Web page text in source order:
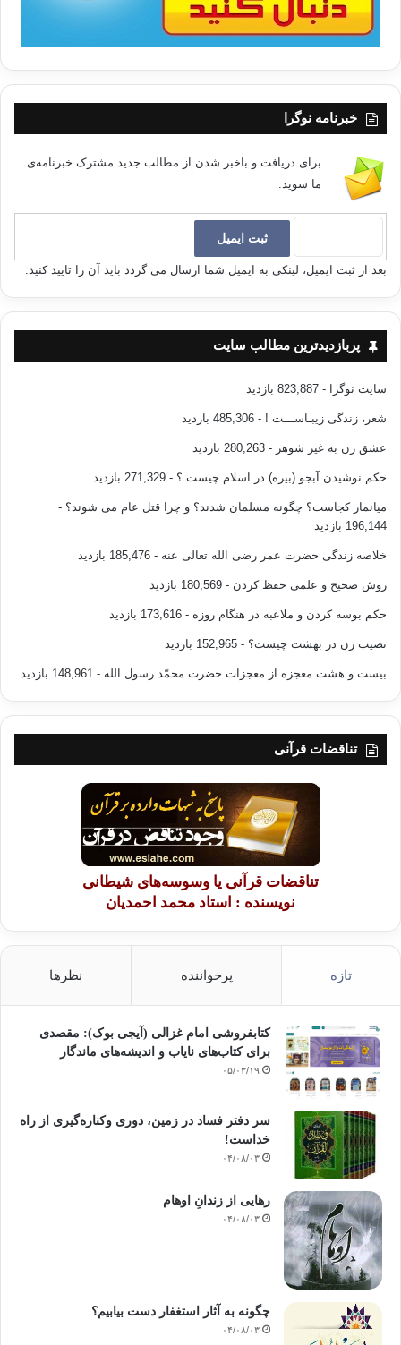
خبرنامه نوگرا
برای دریافت و باخبر شدن از مطالب جدید مشترک خبرنامه‌ی
ما شوید.
بعد از ثبت ایمیل، لینکی به ایمیل شما ارسال می گردد باید آن را تایید کنید.
پربازدیدترین مطالب سایت
سایت نوگرا - 823,887 بازدید
شعر، زندگی زیبـاســـت ! - 485,306 بازدید
عشق زن به غیر شوهر - 280,263 بازدید
حکم نوشیدن آبجو (بیره) در اسلام چیست ؟ - 271,329 بازدید
میانمار کجاست؟ چگونه مسلمان شدند؟ و چرا قتل عام می شوند؟ -
196,144 بازدید
خلاصه زندگی حضرت عمر رضی الله تعالی عنه - 185,476 بازدید
روش صحیح و علمی حفظ کردن - 180,569 بازدید
حکم بوسه کردن و ملاعبه در هنگام روزه - 173,616 بازدید
نصیب زن در بهشت چیست؟ - 152,965 بازدید
بیست و هشت معجزه از معجزات حضرت محمّد رسول الله - 148,961 بازدید
تناقضات قرآنی
تناقضات قرآنی یا وسوسه‌های شیطانی
نویسنده : استاد محمد احمدیان
تازه پرخواننده نظرها
کتابفروشی امام غزالی (آیجی بوک): مقصدی
برای کتاب‌های نایاب و اندیشه‌های ماندگار
۰۵/۰۳/۱۹
سر دفتر فساد در زمین‌، دوری وکناره‌گیری از راه
خداست‌!
۰۴/۰۸/۰۳
رهایی از زندانِ اوهام
۰۴/۰۸/۰۳
چگونه به آثار استغفار دست بیابیم؟
۰۴/۰۸/۰۳